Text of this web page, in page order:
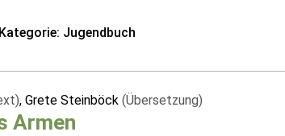
Jugendbuch
, Grete Steinböck (Übersetzung)
Armen